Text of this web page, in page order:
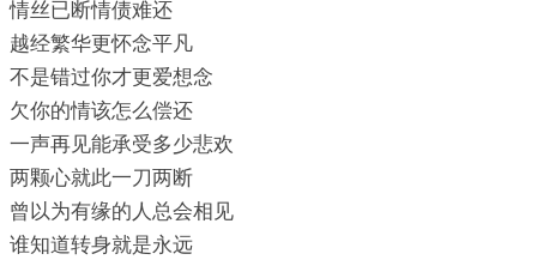
情丝已断情债难还
越经繁华更怀念平凡
不是错过你才更爱想念
欠你的情该怎么偿还
一声再见能承受多少悲欢
两颗心就此一刀两断
曾以为有缘的人总会相见
谁知道转身就是永远